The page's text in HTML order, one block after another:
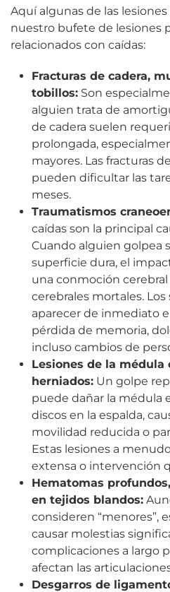
Aquí algunas de las
nuestro bufete de lesiones
relacionados con caídas:
Fracturas de cadera,
tobillos: Son
alguien trata de
de cadera suelen
prolongada,
mayores. Las fracturas
pueden dificultar las
meses.
Traumatismos
caídas son la principal
Cuando alguien golpea
superficie dura, el
una conmoción
cerebrales mortales.
aparecer de inmediato
pérdida de memoria,
incluso cambios de
Lesiones de la médula
herniados: Un golpe
puede dañar la médula
discos en la espalda,
movilidad reducida o
Estas lesiones a
extensa o intervención
Hematomas
en tejidos blandos:
consideren “menores”,
causar molestias
complicaciones a largo
afectan las
Desgarros de